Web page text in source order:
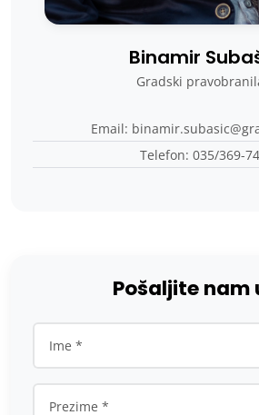
Binamir
Gradski
Email:
Telefon: 035/369-
Pošaljite nam